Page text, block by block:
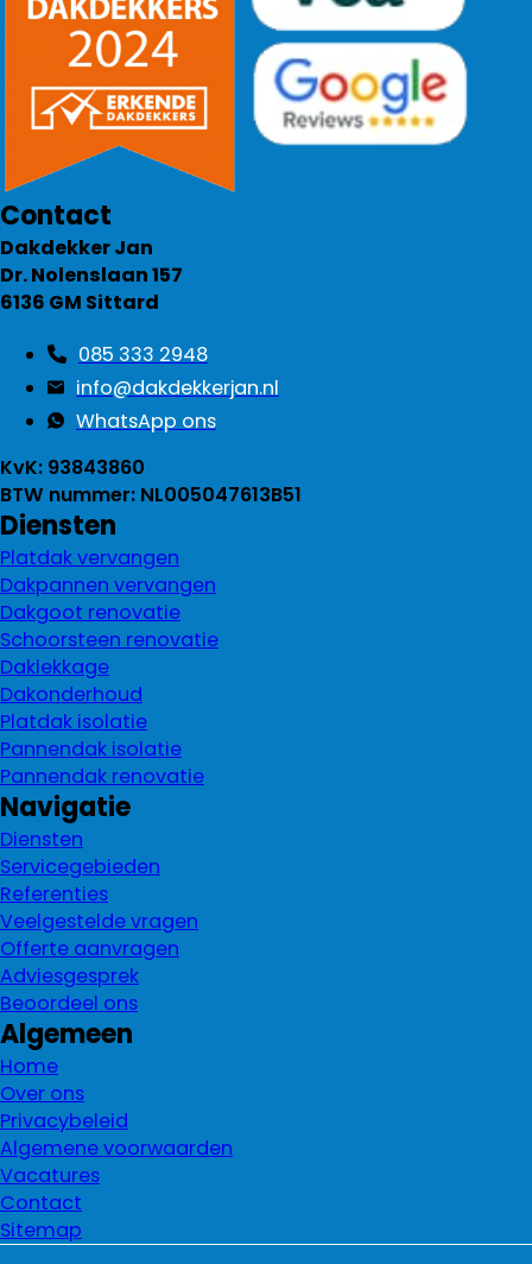
Contact
Dakdekker Jan
Dr. Nolenslaan 157
6136 GM Sittard
085 333 2948
info@dakdekkerjan.nl
WhatsApp ons
KvK: 93843860
BTW nummer: NL005047613B51
Diensten
Platdak vervangen
Dakpannen vervangen
Dakgoot renovatie
Schoorsteen renovatie
Daklekkage
Dakonderhoud
Platdak isolatie
Pannendak isolatie
Pannendak renovatie
Navigatie
Diensten
Servicegebieden
Referenties
Veelgestelde vragen
Offerte aanvragen
Adviesgesprek
Beoordeel ons
Algemeen
Home
Over ons
Privacybeleid
Algemene voorwaarden
Vacatures
Contact
Sitemap